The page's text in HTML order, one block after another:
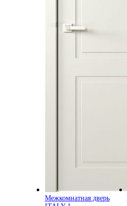
Межкомнатная дверь